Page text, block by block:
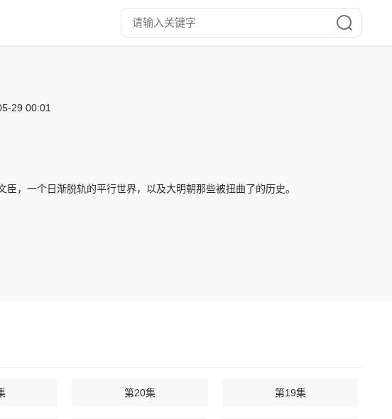
29 00:01
，一个日渐脱轨的平行世界，以及大明朝那些被扭曲了的历史。
第20集 第19集